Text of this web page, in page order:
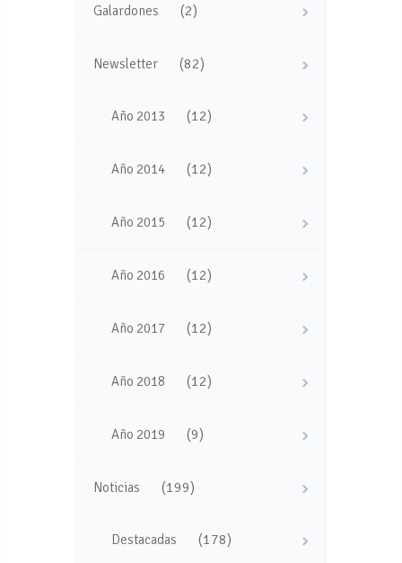
Galardones (2)
Newsletter (82)
Año 2013 (12)
Año 2014 (12)
Año 2015 (12)
Año 2016 (12)
Año 2017 (12)
Año 2018 (12)
Año 2019 (9)
Noticias (199)
Destacadas (178)